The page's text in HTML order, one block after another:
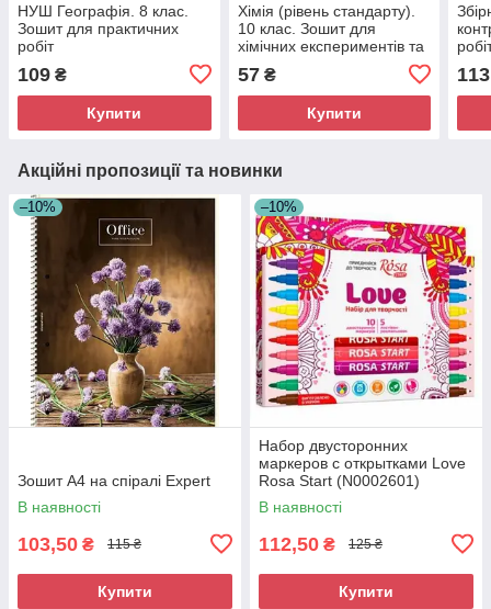
НУШ Географія. 8 клас.
Зошит для практичних
робіт
109 ₴
Купити
Хімія (рівень стандарту).
10 клас. Зошит для
хімічних експериментів та
57₴
Купити
113
Акційні пропозиції та новинки
–10%
Зошит А4 на спіралі Expert
В наявності
103,50 ₴ 115 ₴
Купити
–10%
Набор двусторонних
маркеров с открытками Love
Rosa Start (N0002601)
В наявності
112,50 ₴ 125 ₴
Купити